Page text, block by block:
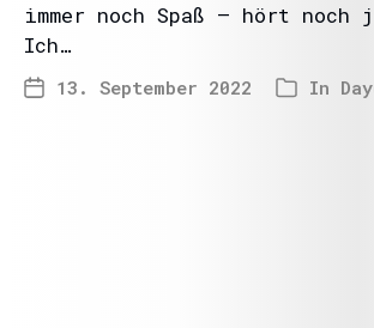
immer noch Spaß – hört noch
Ich…
13. September 2022 In